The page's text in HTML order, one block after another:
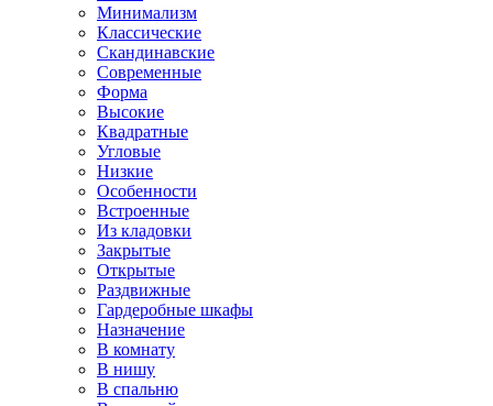
Минимализм
Классические
Скандинавские
Современные
Форма
Высокие
Квадратные
Угловые
Низкие
Особенности
Встроенные
Из кладовки
Закрытые
Открытые
Раздвижные
Гардеробные шкафы
Назначение
В комнату
В нишу
В спальню